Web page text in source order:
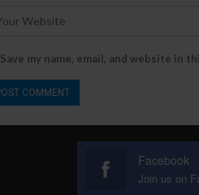
Save my name, email, and website in
Facebook
Join us on